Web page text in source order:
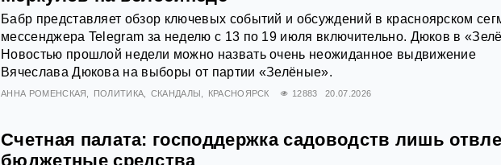
Бабр представляет обзор ключевых событий и обсуждений в красноярском
мессенджера Telegram за неделю с 13 по 19 июля включительно. Дюков в
Новостью прошлой недели можно назвать очень неожиданное выдвижение
Вячеслава Дюкова на выборы от партии «Зелёные».
АННА РОМЕНСКАЯ ПОЛИТИКА СКАНДАЛЫ КРАСНОЯРСК 12883 20.07.2026
Счетная палата: господдержка садоводств лишь
бюджетные средства